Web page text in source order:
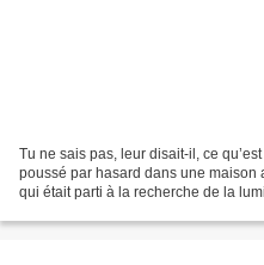
Tu ne sais pas, leur disait-il, ce
poussé par hasard dans une maison
qui était parti à la recherche de la